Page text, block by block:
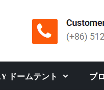
ドームテント ブ